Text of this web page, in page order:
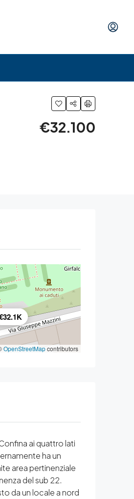
€32.100
OpenStreetMapcontributors
ai quattro lati
ha un
area pertinenziale
del sub 22.
da un locale a nord